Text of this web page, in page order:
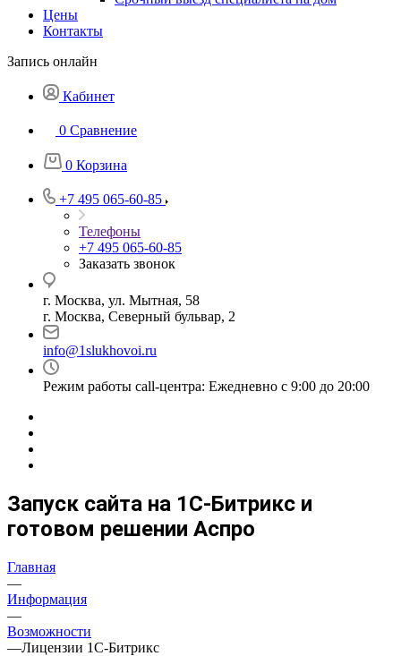
Цены
Контакты
Запись онлайн
Кабинет
0 Сравнение
0 Корзина
+7 495 065-60-85
Телефоны
+7 495 065-60-85
Заказать звонок
г. Москва, ул. Мытная, 58
г. Москва, Северный бульвар, 2
info@1slukhovoi.ru
Режим работы call-центра: Ежедневно с 9:00 до 20:00
Запуск сайта на 1С-Битрикс и
готовом решении Аспро
Главная
—
Информация
—
Возможности
—Лицензии 1С-Битрикс